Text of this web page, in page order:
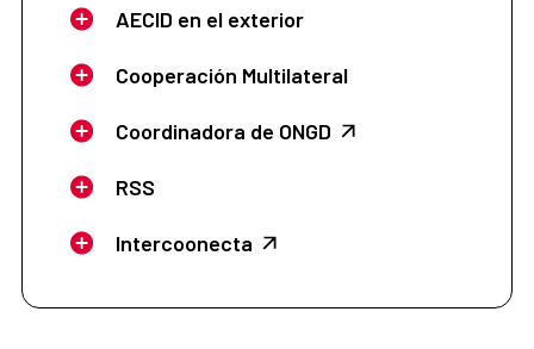
AECID en el exterior
Cooperación Multilateral
Coordinadora de ONGD
RSS
Intercoonecta